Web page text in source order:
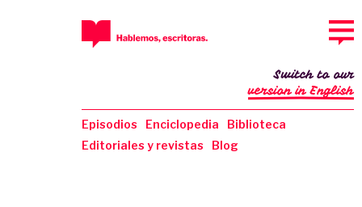
Episodios Enciclopedia
Biblioteca
Editoriales y revistas
Blog
Switch to our
version in English